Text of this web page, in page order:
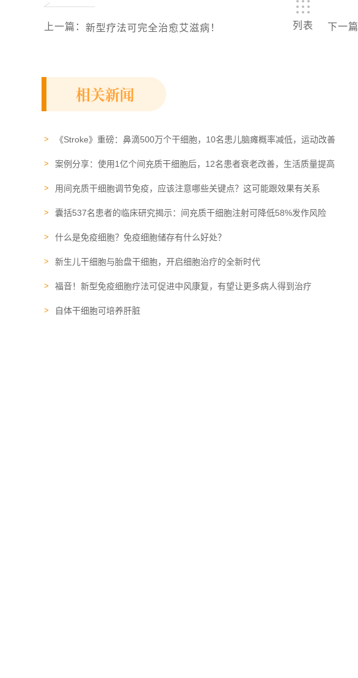
上一篇 ： 新型疗法可完全治愈艾滋病！ 列表 下一篇
相关新闻
《Stroke》重磅：鼻滴500万个干细胞，10名患儿脑瘫概率减低，运动改善
案例分享：使用1亿个间充质干细胞后，12名患者衰老改善，生活质量提高
用间充质干细胞调节免疫，应该注意哪些关键点？这可能跟效果有关系
囊括537名患者的临床研究揭示：间充质干细胞注射可降低58%发作风险
什么是免疫细胞？免疫细胞储存有什么好处？
新生儿干细胞与胎盘干细胞，开启细胞治疗的全新时代
福音！新型免疫细胞疗法可促进中风康复，有望让更多病人得到治疗
自体干细胞可培养肝脏